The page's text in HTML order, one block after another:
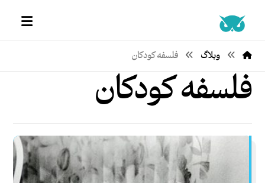
وبلاگ فلسفه کودکان
فلسفه کودکان